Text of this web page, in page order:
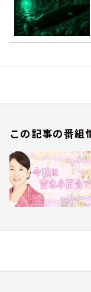
この記事の番組